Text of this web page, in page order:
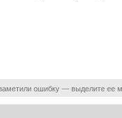
ошибку — выделите ее